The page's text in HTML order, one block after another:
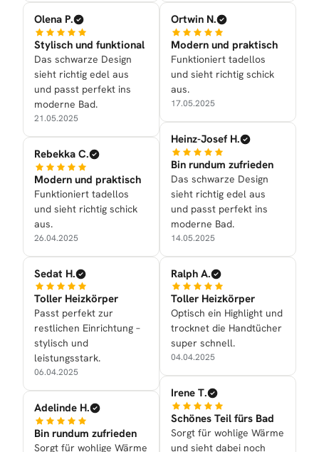
Olena P.
Stylisch und funktional
Das schwarze Design
sieht richtig edel aus
und passt perfekt ins
moderne Bad.
21.05.2025
Rebekka C.
Modern und praktisch
Funktioniert tadellos
und sieht richtig schick
aus.
26.04.2025
Sedat H.
Toller Heizkörper
Passt perfekt zur
restlichen Einrichtung –
stylisch und
leistungsstark.
06.04.2025
Adelinde H.
Bin rundum zufrieden
Sorgt für wohlige Wärme
Ortwin N.
Modern und praktisch
Funktioniert tadellos
und sieht richtig schick
aus.
17.05.2025
Heinz-Josef H.
Bin rundum zufrieden
Das schwarze Design
sieht richtig edel aus
und passt perfekt ins
moderne Bad.
14.05.2025
Ralph A.
Toller Heizkörper
Optisch ein Highlight und
trocknet die Handtücher
super schnell.
04.04.2025
Irene T.
Schönes Teil fürs Bad
Sorgt für wohlige Wärme
und sieht dabei noch